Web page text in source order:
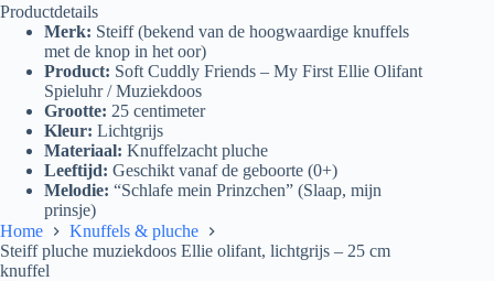
Productdetails
Merk: Steiff (bekend van de hoogwaardige knuffels
met de knop in het oor)
Product: Soft Cuddly Friends – My First Ellie Olifant
Spieluhr / Muziekdoos
Grootte: 25 centimeter
Kleur: Lichtgrijs
Materiaal: Knuffelzacht pluche
Leeftijd: Geschikt vanaf de geboorte (0+)
Melodie: “Schlafe mein Prinzchen” (Slaap, mijn
prinsje)
Home
Knuffels & pluche
Steiff pluche muziekdoos Ellie olifant, lichtgrijs – 25 cm
knuffel